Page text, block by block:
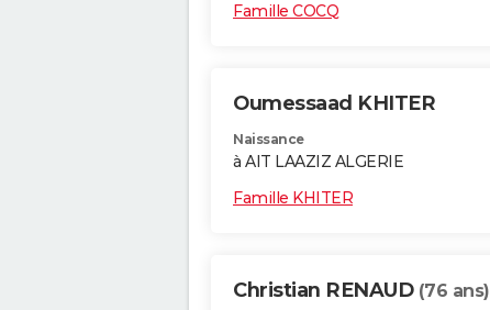
Famille COCQ
Oumessaad KHITER
Naissance
à AIT LAAZIZ ALGERIE
Famille KHITER
Christian RENAUD (76 ans)